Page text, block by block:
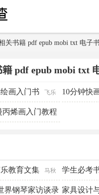
关书籍 pdf epub mobi txt 电子
pdf epub mobi txt
画入门书 飞乐 10分钟快
丙烯画入门教程
教育文集 马秋 学生必考
一本通 高
界钢琴家访谈录 家具设计